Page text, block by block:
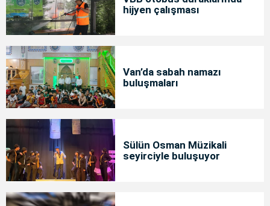
hijyen çalışması
Van’da sabah namazı
buluşmaları
Sülün Osman Müzikali
seyirciyle buluşuyor